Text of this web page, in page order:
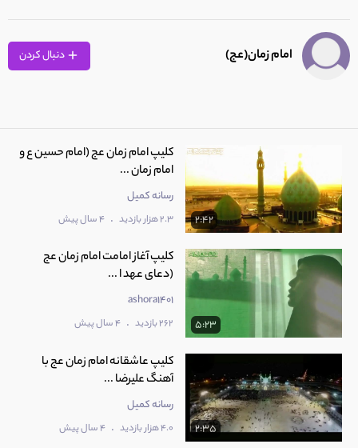
امام زمان(عج)
2:42
کلیپ امام زمان عج (امام حسین ع و
امام زمان ...
رسانه کمیل
2.3 هزار بازدید . 4 سال پیش
5:23
کلیپ آغاز امامت امام زمان عج
(دعای عهد ا ...
ashora1401
262 بازدید . 4 سال پیش
2:35
کلیپ عاشقانه امام زمان عج با
آهنگ علیرضا ...
رسانه کمیل
4.0 هزار بازدید . 4 سال پیش